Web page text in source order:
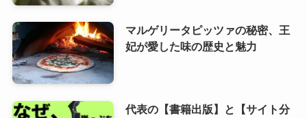
マルゲリータピッツァの秘密、王
妃が愛した味の歴史と魅力
代表の【書籍出版】と【サイト分